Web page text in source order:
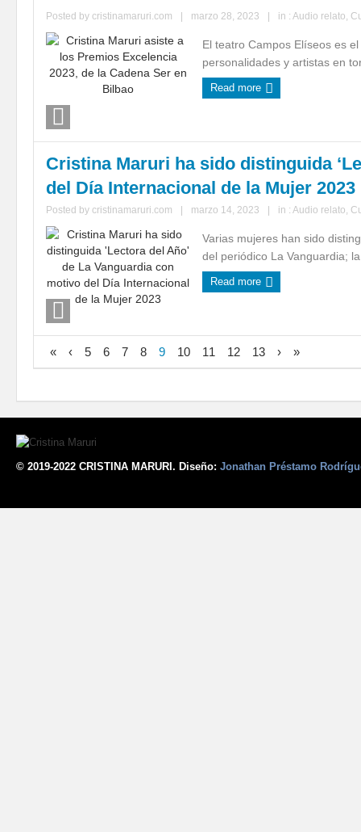
Posted by cristinamaruri.com marzo 28, 2023 in : Audio relato,
El teatro Campos Elíseos es
personalidades y artistas en
Read more
Cristina Maruri ha sido distinguida
del Día Internacional de la Mujer 2023
Posted by cristinamaruri.com marzo 14, 2023 in : Audio relato,
Varias mujeres han sido
del periódico La Vanguardia;
Read more
« ‹ 5 6 7 8 9 10 11 12 13 › »
© 2019-2022 CRISTINA MARURI. Diseño: Jonathan Préstamo